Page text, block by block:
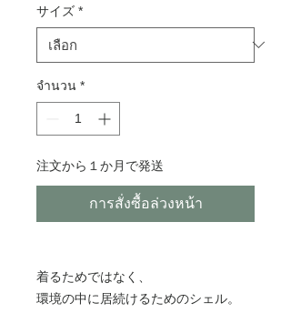
サイズ *
จำนวน *
注文から１か月で発送
การสั่งซื้อล่วงหน้า
着るためではなく、
環境の中に居続けるためのシェル。